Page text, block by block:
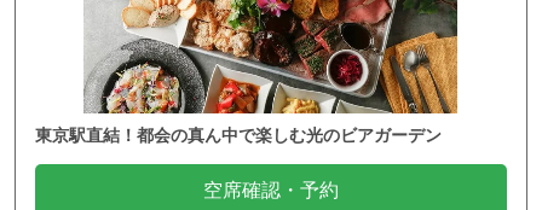
東京駅直結！都会の真ん中で楽しむ光のビアガーデン
空席確認・予約